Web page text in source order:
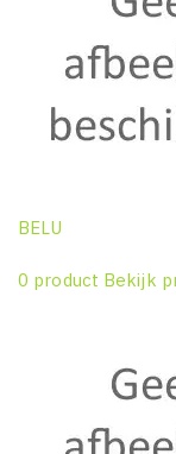
BELU
0 product Bekijk